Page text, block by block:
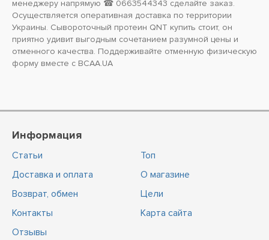
менеджеру напрямую ☎ 0663544343 сделайте заказ.
Осуществляется оперативная доставка по территории
Украины. Сывороточный протеин QNT купить стоит, он
приятно удивит выгодным сочетанием разумной цены и
отменного качества. Поддерживайте отменную физическую
форму вместе с BCAA.UA
Информация
Статьи
Доставка и оплата
Возврат, обмен
Контакты
Отзывы
Топ
О магазине
Цели
Карта сайта